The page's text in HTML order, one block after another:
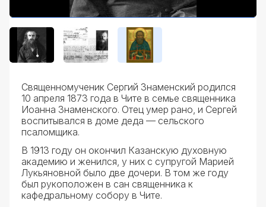
Священномученик Сергий Знаменский родился
10 апреля 1873 года в Чите в семье священника
Иоанна Знаменского. Отец умер рано, и Сергей
воспитывался в доме деда — сельского
псаломщика.
В 1913 году он окончил Казанскую духовную
академию и женился, у них с супругой Марией
Лукьяновной было две дочери. В том же году
был рукоположен в сан священника к
кафедральному собору в Чите.